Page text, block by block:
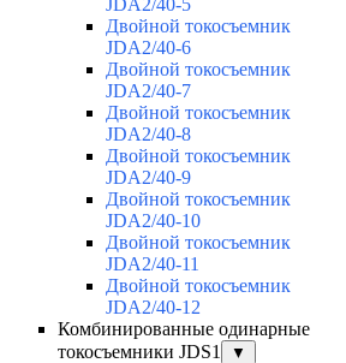
Двойной токосъемник
JDA2/40-6
Двойной токосъемник
JDA2/40-7
Двойной токосъемник
JDA2/40-8
Двойной токосъемник
JDA2/40-9
Двойной токосъемник
JDA2/40-10
Двойной токосъемник
JDA2/40-11
Двойной токосъемник
JDA2/40-12
Комбинированные одинарные
токосъемники JDS1
▼